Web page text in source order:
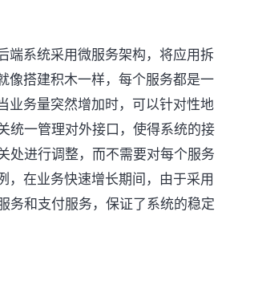
端系统采用微服务架构，将应用拆
像搭建积木一样，每个服务都是一
业务量突然增加时，可以针对性地
统一管理对外接口，使得系统的接
处进行调整，而不需要对每个服务
，在业务快速增长期间，由于采用
务和支付服务，保证了系统的稳定